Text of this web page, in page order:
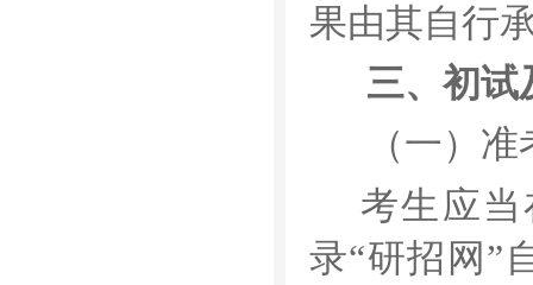
果由其自行
三、初试
（一）
考生应
录“研招网 ”